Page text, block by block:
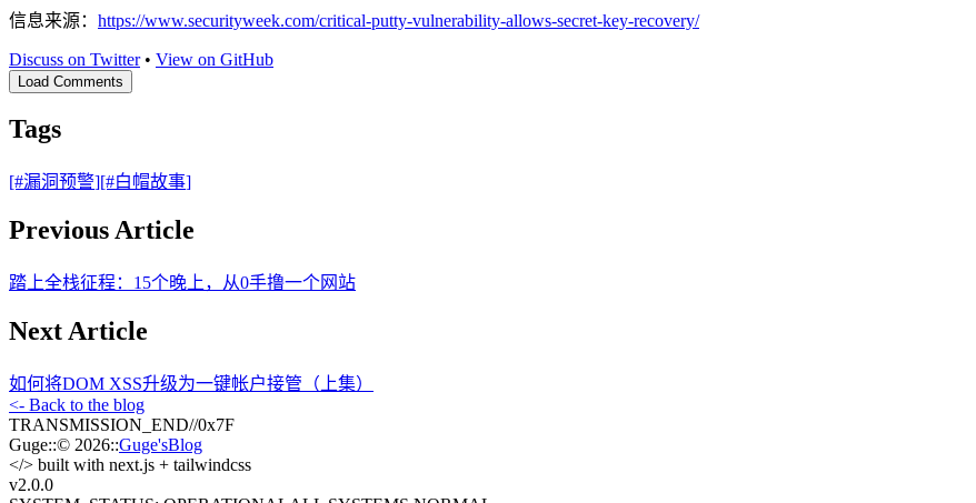
信息来源： https://www.securityweek.com/critical-putty-vulnerability-allows-secret-key-recovery/
Discuss on Twitter• View on GitHub
Load Comments
Tags
[#漏洞预警][#白帽故事]
Previous Article
踏上全栈征程：15个晚上，从0手撸一个网站
Next Article
如何将DOM XSS升级为一键帐户接管（上集）
<- Back to the blog
TRANSMISSION_END//0x7F
Guge::© 2026::Guge'sBlog
</> built with next.js + tailwindcss
v2.0.0